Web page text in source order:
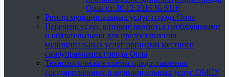
Орла от 30.12.2016 № 6116
Реестр муниципальных услуг города Орла
Перечень услуг, которые являются необходимыми
и обязательными для предоставления
муниципальных услуг органами местного
самоуправления города Орла
Технологические схемы предоставления
государственных и муниципальных услуг ОМСУ